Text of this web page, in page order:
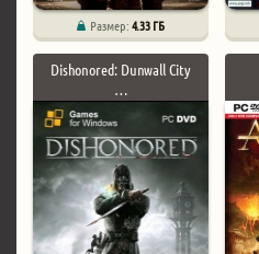
Размер:4.33 ГБ
Dishonored: Dunwall City
…